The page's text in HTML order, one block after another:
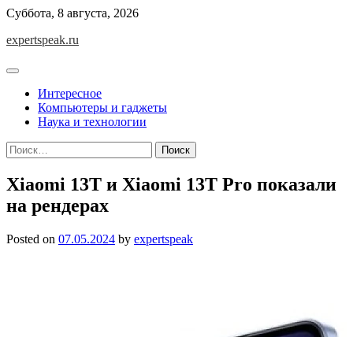
Skip
content
Суббота, 8 августа, 2026
expertspeak.ru
Интересное
Компьютеры и гаджеты
Наука и технологии
Найти:
Xiaomi 13T и Xiaomi 13T Pro показали
на рендерах
Posted on 07.05.2024 by expertspeak